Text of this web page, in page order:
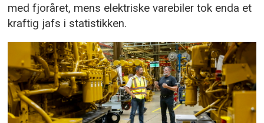
med fjoråret, mens elektriske varebiler tok enda et
kraftig jafs i statistikken.